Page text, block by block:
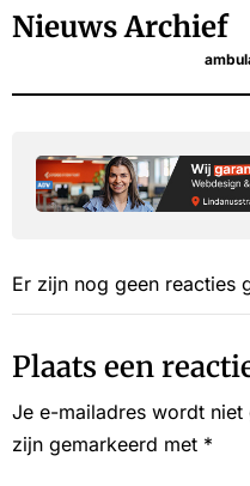
Nieuws Archief
Er zijn nog geen reacties
Plaats een
Je e-mailadres wordt niet
zijn gemarkeerd met *